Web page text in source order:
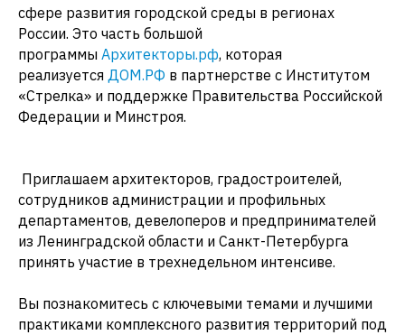
сфере развития городской среды в регионах
России. Это часть большой
программы Архитекторы.рф, которая
реализуется ДОМ.РФ в партнерстве с Институтом
«Стрелка» и поддержке Правительства Российской
Федерации и Минстроя.
Приглашаем архитекторов, градостроителей,
сотрудников администрации и профильных
департаментов, девелоперов и предпринимателей
из Ленинградской области и Санкт-Петербурга
принять участие в трехнедельном интенсиве.
Вы познакомитесь с ключевыми темами и лучшими
практиками комплексного развития территорий под